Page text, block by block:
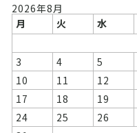
2026年8月
月
火 水
3
4 5
10
11 12
17
18 19
24
25 26